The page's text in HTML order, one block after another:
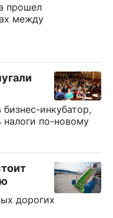
прошел
между
инкубатор,
налоги по-новому
дорогих